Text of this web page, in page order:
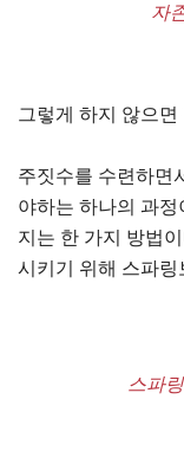
자
그렇게 하지 않으
주짓수를 수련하면
야하는 하나의 과
지는 한 가지 방법
시키기 위해 스파링
스파